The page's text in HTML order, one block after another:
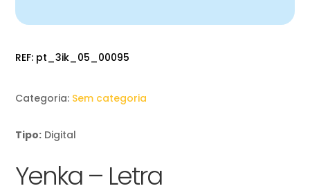
REF: pt_3ik_05_00095
Categoria: Sem categoria
Tipo: Digital
Yenka – Letra